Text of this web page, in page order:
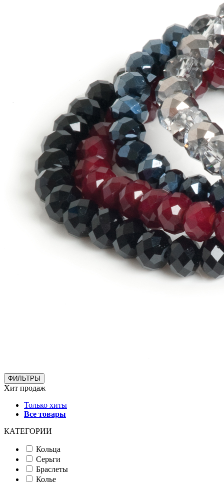
ФИЛЬТРЫ
Хит продаж
Только хиты
Все товары
КАТЕГОРИИ
Кольца
Серьги
Браслеты
Колье